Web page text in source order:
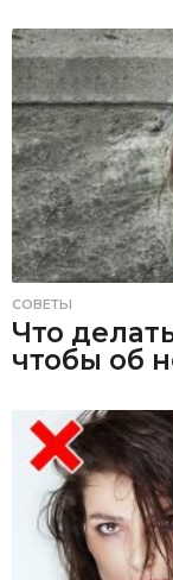
СОВЕТЫ
Что
чтобы об